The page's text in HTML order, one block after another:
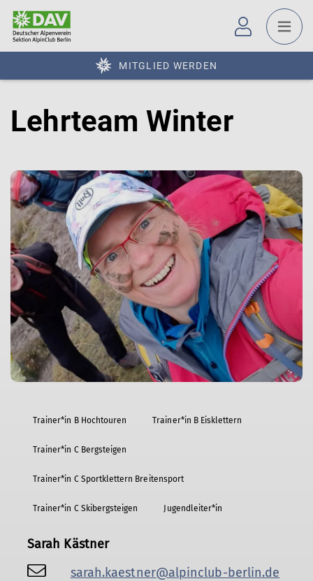
MITGLIED WERDEN
Lehrteam Winter
Trainer*in B Hochtouren Trainer*in B Eisklettern
Trainer*in C Bergsteigen
Trainer*in C Sportklettern Breitensport
Trainer*in C Skibergsteigen Jugendleiter*in
Sarah Kästner
sarah.kaestner@alpinclub-berlin.de